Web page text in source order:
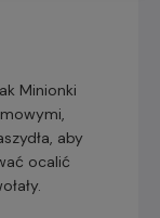
Minionki
aby
ocalić